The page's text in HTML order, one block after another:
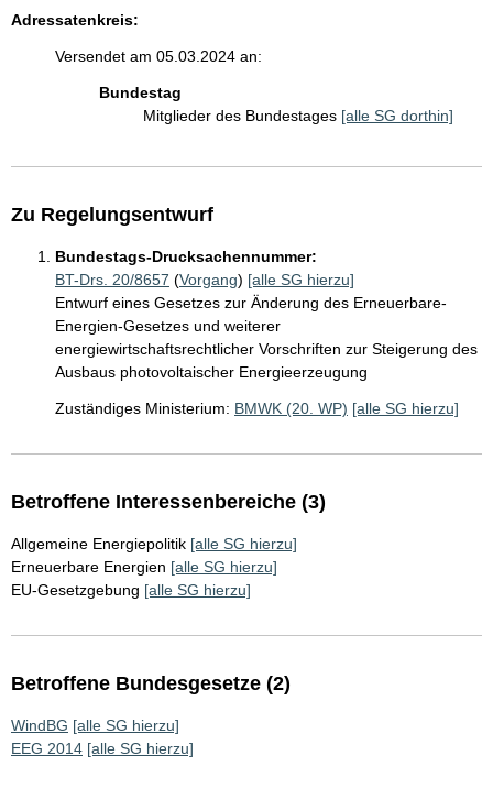
Adressatenkreis:
Versendet am 05.03.2024 an:
Bundestag
Mitglieder des Bundestages [alle SG dorthin]
Zu Regelungsentwurf
Bundestags-Drucksachennummer:
BT-Drs. 20/8657 (Vorgang) [alle SG hierzu]
Entwurf eines Gesetzes zur Änderung des Erneuerbare-
Energien-Gesetzes und weiterer
energiewirtschaftsrechtlicher Vorschriften zur Steigerung des
Ausbaus photovoltaischer Energieerzeugung
Zuständiges Ministerium: BMWK (20. WP) [alle SG hierzu]
Betroffene Interessenbereiche (3)
Allgemeine Energiepolitik [alle SG hierzu]
Erneuerbare Energien [alle SG hierzu]
EU-Gesetzgebung [alle SG hierzu]
Betroffene Bundesgesetze (2)
WindBG [alle SG hierzu]
EEG 2014 [alle SG hierzu]